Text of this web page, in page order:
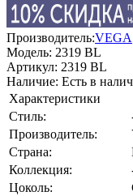
Производитель:VEGA
Модель: 2319 BL
Артикул: 2319 BL
Наличие: Есть в
Характеристики
Стиль:
Производитель:
Страна:
Коллекция:
Цоколь: